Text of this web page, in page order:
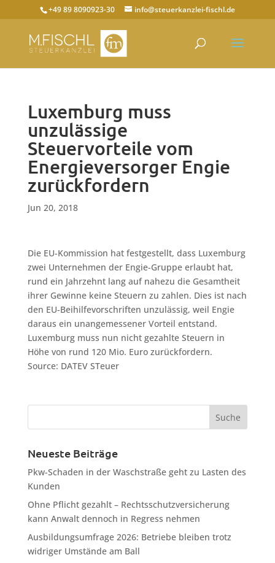
+49 89 8090923-30 info@steuerkanzlei-fischl.de
Luxemburg muss
unzulässige
Steuervorteile vom
Energieversorger Engie
zurückfordern
Jun 20, 2018
Die EU-Kommission hat festgestellt, dass Luxemburg
zwei Unternehmen der Engie-Gruppe erlaubt hat,
rund ein Jahrzehnt lang auf nahezu die Gesamtheit
ihrer Gewinne keine Steuern zu zahlen. Dies ist nach
den EU-Beihilfevorschriften unzulässig, weil Engie
daraus ein unangemessener Vorteil entstand.
Luxemburg muss nun nicht gezahlte Steuern in
Höhe von rund 120 Mio. Euro zurückfordern.
Source: DATEV STeuer
Neueste Beiträge
Pkw-Schaden in der Waschstraße geht zu Lasten des
Kunden
Ohne Pflicht gezahlt – Rechtsschutzversicherung
kann Anwalt dennoch in Regress nehmen
Ausbildungsumfrage 2026: Betriebe bleiben trotz
widriger Umstände am Ball